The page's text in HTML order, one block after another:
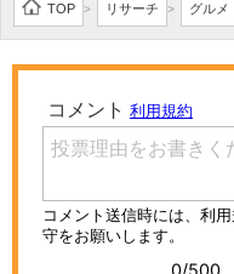
TOP > リサーチ > グルメ